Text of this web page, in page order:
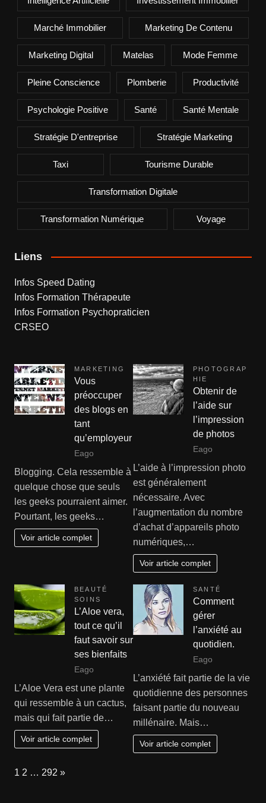
Marché Immobilier Marketing De Contenu
Marketing Digital Matelas Mode Femme
Pleine Conscience Plomberie Productivité
Psychologie Positive Santé Santé Mentale
Stratégie D'entreprise Stratégie Marketing
Taxi Tourisme Durable
Transformation Digitale
Transformation Numérique Voyage
Liens
Infos Speed Dating
Infos Formation Thérapeute
Infos Formation Psychopraticien
CRSEO
MARKETING
Vous
préoccuper
des blogs en
tant
qu’employeur
Eago
Blogging. Cela ressemble à
quelque chose que seuls
les geeks pourraient aimer.
Pourtant, les geeks…
Voir article complet
PHOTOGRAP
HIE
Obtenir de
l’aide sur
l’impression
de photos
Eago
L’aide à l’impression photo
est généralement
nécessaire. Avec
l’augmentation du nombre
d’achat d’appareils photo
numériques,…
Voir article complet
BEAUTÉ
SOINS
L’Aloe vera,
tout ce qu’il
faut savoir sur
ses bienfaits
Eago
L’Aloe Vera est une plante
qui ressemble à un cactus,
mais qui fait partie de…
Voir article complet
SANTÉ
Comment
gérer
l’anxiété au
quotidien.
Eago
L’anxiété fait partie de la vie
quotidienne des personnes
faisant partie du nouveau
millénaire. Mais…
Voir article complet
Page:
1 2 … 292 Next
»